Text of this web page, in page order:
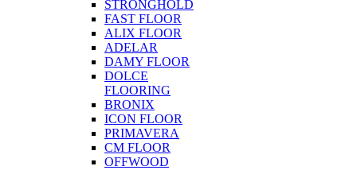
STRONGHOLD
FAST FLOOR
ALIX FLOOR
ADELAR
DAMY FLOOR
DOLCE
FLOORING
BRONIX
ICON FLOOR
PRIMAVERA
CM FLOOR
OFFWOOD